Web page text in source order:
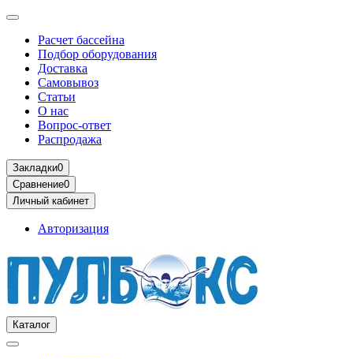
Расчет бассейна
Подбор оборудования
Доставка
Самовывоз
Статьи
О нас
Вопрос-ответ
Распродажа
Закладки0
Сравнение0
Личный кабинет
Авторизация
Каталог